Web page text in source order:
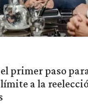
primer paso
a la